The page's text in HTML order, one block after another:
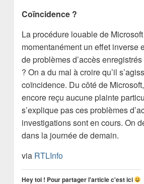
Coïncidence ?
La procédure louable de
momentanément un effet inverse
de problèmes d’accès
? On a du mal à croire qu’il
coïncidence. Du côté de
encore reçu aucune plainte
s’explique pas ces problèmes
investigations sont en cours. On
dans la journée de demain.
via RTLInfo
Hey toi ! Pour partager l'article c'est ici